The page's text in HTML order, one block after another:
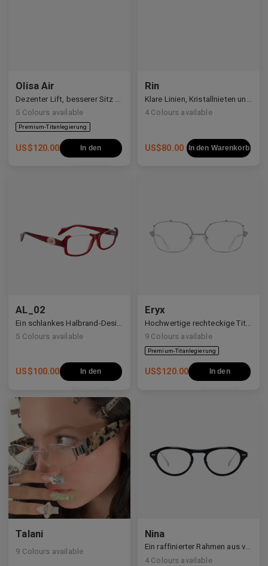
Premium-Titanlegierung
Olisa Air
5 Colours available
US$120.00 In den
Rin
4 Colours available
US$80.00 In den Warenkorb
AL_02
5 Colours available
US$100.00 In den
Eryx
Hochwertige rechteckige Titanrahmen, verziert mit weißen Zirkonia, die avantgardistisches Design und eine beeindruckende Brillanz präsentieren.
9 Colours available
US$120.00 In den
Talani
9 Colours available
Nina
Ein raffinierter Rahmen aus verschiedenen Materialien, der weiche Kurven mit klaren Linien ausbalanciert.
4 Colours available